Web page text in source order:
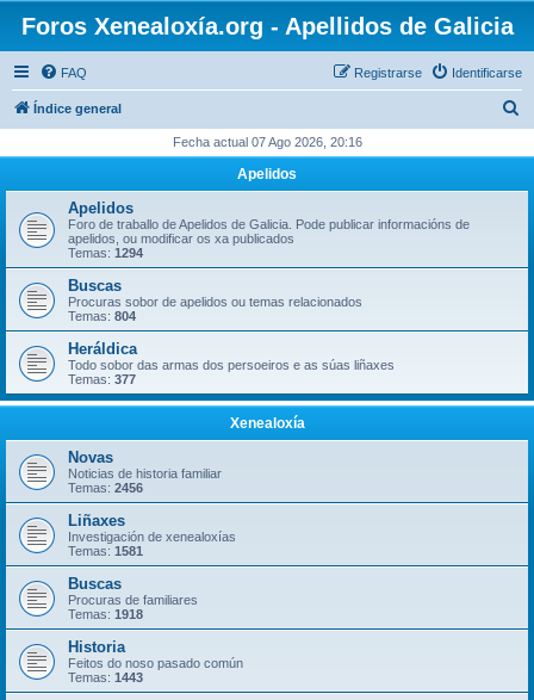
Foros Xenealoxía.org - Apellidos de Galicia
FAQ Identificarse
Registrarse
Índice general
c
Fecha actual 07 Ago 2026, 20:16
Apelidos
Apelidos
Foro de traballo de Apelidos de Galicia. Pode publicar informacións de
apelidos, ou modificar os xa publicados
Temas: 1294
Buscas
Procuras sobor de apelidos ou temas relacionados
Temas: 804
Heráldica
Todo sobor das armas dos persoeiros e as súas liñaxes
Temas: 377
Xenealoxía
Novas
Noticias de historia familiar
Temas: 2456
Liñaxes
Investigación de xenealoxías
Temas: 1581
Buscas
Procuras de familiares
Temas: 1918
Historia
Feitos do noso pasado común
Temas: 1443